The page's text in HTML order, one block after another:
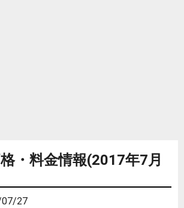
・料金情報(2017年7月
27